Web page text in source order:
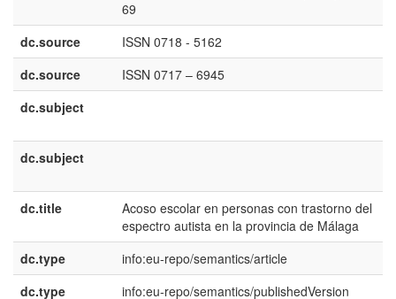
69
dc.source
ISSN 0718 - 5162
dc.source
ISSN 0717 – 6945
dc.subject
dc.subject
dc.title
Acoso escolar en personas con trastorno del
espectro autista en la provincia de Málaga
dc.type
info:eu-repo/semantics/article
dc.type
info:eu-repo/semantics/publishedVersion